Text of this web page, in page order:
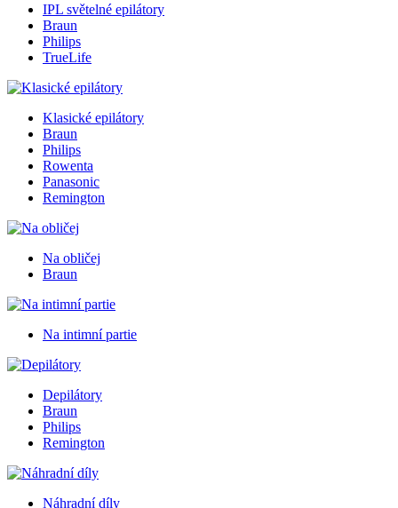
IPL světelné epilátory
Braun
Philips
TrueLife
Klasické epilátory
Braun
Philips
Rowenta
Panasonic
Remington
Na obličej
Braun
Na intimní partie
Depilátory
Braun
Philips
Remington
Náhradní díly